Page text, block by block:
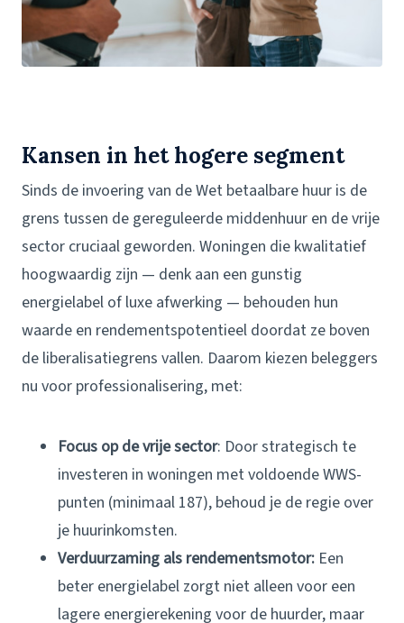
Kansen in het hogere segment
Sinds de invoering van de Wet betaalbare huur is de
grens tussen de gereguleerde middenhuur en de vrije
sector cruciaal geworden. Woningen die kwalitatief
hoogwaardig zijn — denk aan een gunstig
energielabel of luxe afwerking — behouden hun
waarde en rendementspotentieel doordat ze boven
de liberalisatiegrens vallen. Daarom kiezen beleggers
nu voor professionalisering, met:
Focus op de vrije sector: Door strategisch te
investeren in woningen met voldoende WWS-
punten (minimaal 187), behoud je de regie over
je huurinkomsten.
Verduurzaming als rendementsmotor: Een
beter energielabel zorgt niet alleen voor een
lagere energierekening voor de huurder, maar